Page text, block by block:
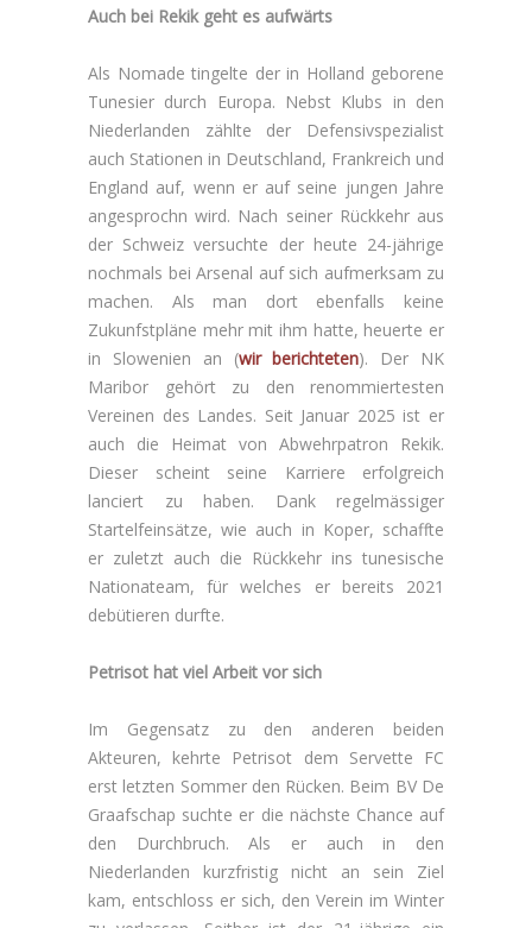
Auch bei Rekik geht es aufwärts
Als Nomade tingelte der in Holland geborene
Tunesier durch Europa. Nebst Klubs in den
Niederlanden zählte der Defensivspezialist
auch Stationen in Deutschland, Frankreich und
England auf, wenn er auf seine jungen Jahre
angesprochn wird. Nach seiner Rückkehr aus
der Schweiz versuchte der heute 24-jährige
nochmals bei Arsenal auf sich aufmerksam zu
machen. Als man dort ebenfalls keine
Zukunfstpläne mehr mit ihm hatte, heuerte er
in Slowenien an (wir berichteten). Der NK
Maribor gehört zu den renommiertesten
Vereinen des Landes. Seit Januar 2025 ist er
auch die Heimat von Abwehrpatron Rekik.
Dieser scheint seine Karriere erfolgreich
lanciert zu haben. Dank regelmässiger
Startelfeinsätze, wie auch in Koper, schaffte
er zuletzt auch die Rückkehr ins tunesische
Nationateam, für welches er bereits 2021
debütieren durfte.
Petrisot hat viel Arbeit vor sich
Im Gegensatz zu den anderen beiden
Akteuren, kehrte Petrisot dem Servette FC
erst letzten Sommer den Rücken. Beim BV De
Graafschap suchte er die nächste Chance auf
den Durchbruch. Als er auch in den
Niederlanden kurzfristig nicht an sein Ziel
kam, entschloss er sich, den Verein im Winter